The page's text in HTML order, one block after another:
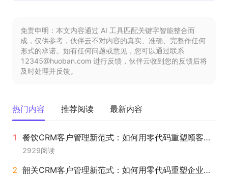
免责申明：本文内容通过 AI 工具匹配关键字智能整合而
成，仅供参考，伙伴云不对内容的真实、准确、完整作任何
形式的承诺。如有任何问题或意见，您可以通过联系
12345@huoban.com 进行反馈，伙伴云收到您的反馈后将
及时处理并反馈。
热门内容 推荐阅读 最新内容
餐饮CRM客户管理新范式：如何用零代码重塑顾客价值生命周期？
2929阅读
韶关CRM客户管理新范式：如何用零代码重塑企业增长引擎？